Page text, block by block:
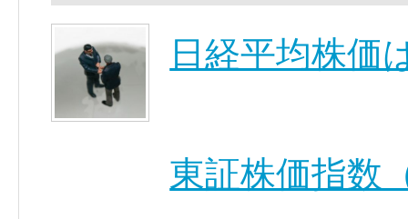
日経平均株価
東証株価指数